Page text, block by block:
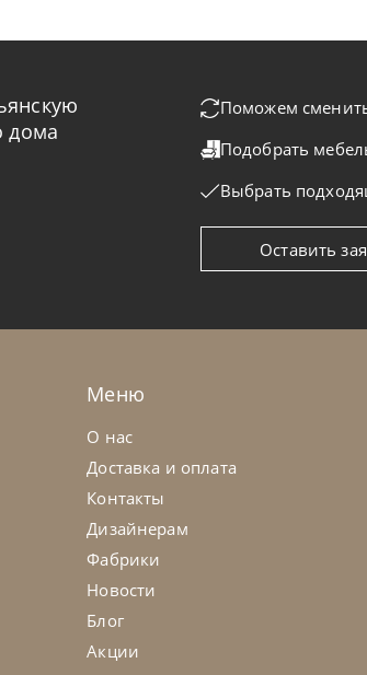
дома
Поможем
Подобрать
Выбрать
Оставить
Меню
О нас
Доставка и оплата
Контакты
Дизайнерам
Фабрики
Новости
Блог
Акции